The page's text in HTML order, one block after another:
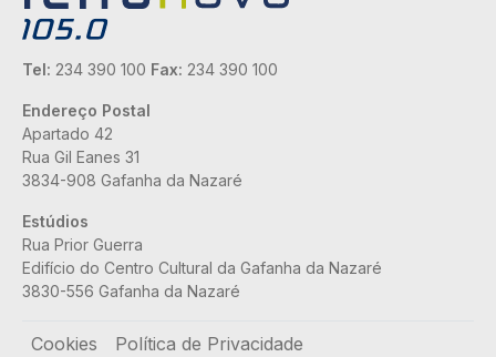
Tel: 234 390 100 Fax: 234 390 100
Endereço Postal
Apartado 42
Rua Gil Eanes 31
3834-908 Gafanha da Nazaré
Estúdios
Rua Prior Guerra
Edifício do Centro Cultural da Gafanha da Nazaré
3830-556 Gafanha da Nazaré
Rodapé
Cookies Política de Privacidade